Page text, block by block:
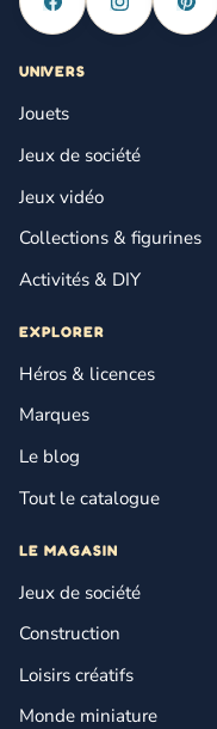
UNIVERS
Jouets
Jeux de société
Jeux vidéo
Collections & figurines
Activités & DIY
EXPLORER
Héros & licences
Marques
Le blog
Tout le catalogue
LE MAGASIN
Jeux de société
Construction
Loisirs créatifs
Monde miniature